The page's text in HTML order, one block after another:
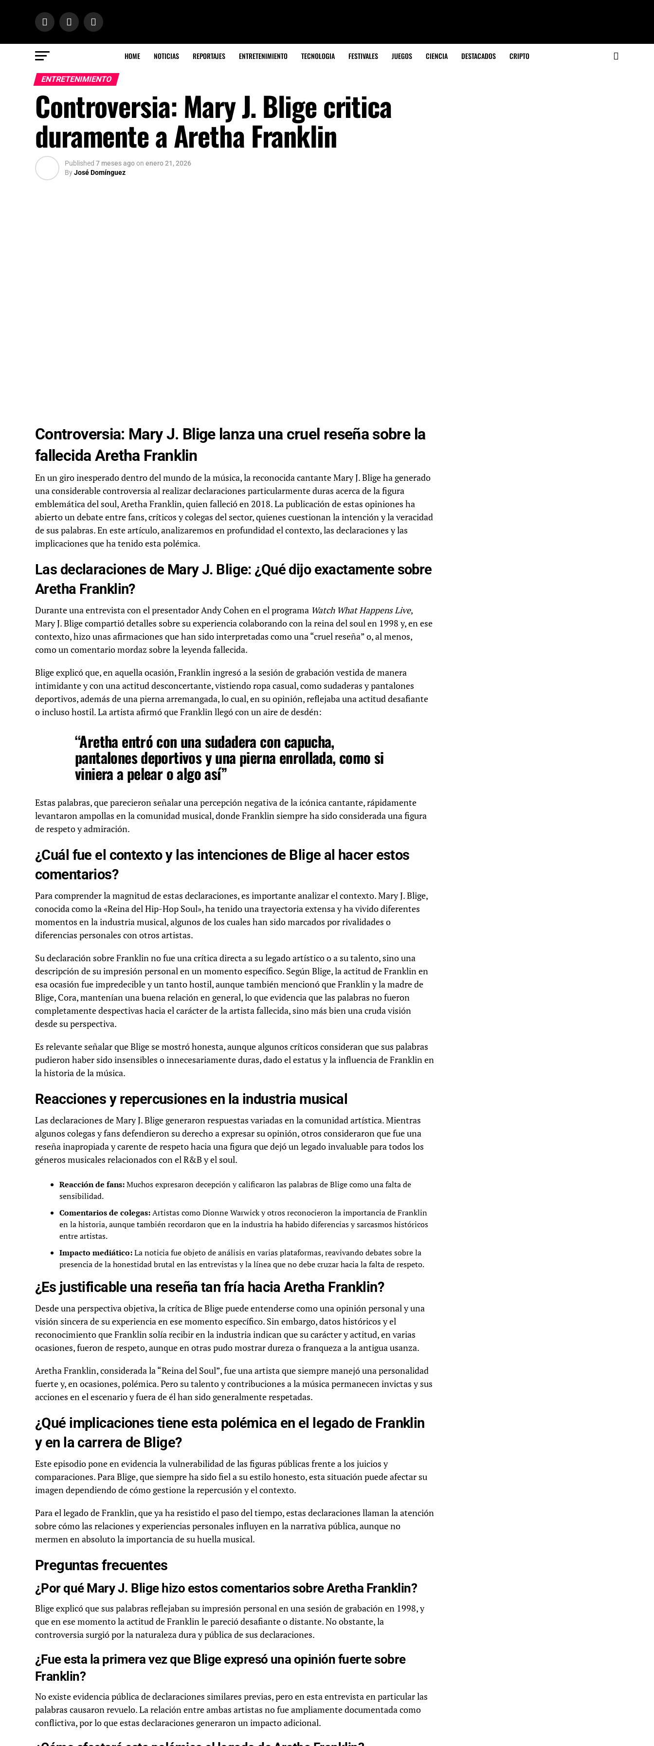
HOME NOTICIAS REPORTAJES ENTRETENIMIENTO TECNOLOGIA FESTIVALES JUEGOS CIENCIA DESTACADOS CRIPTO
ENTRETENIMIENTO
Controversia: Mary J. Blige critica
duramente a Aretha Franklin
Published 7 meses agoon enero 21, 2026
ByJosé Domínguez
Controversia: Mary J. Blige lanza una cruel reseña sobre la
fallecida Aretha Franklin
En un giro inesperado dentro del mundo de la música, la reconocida cantante Mary J. Blige ha generado
una considerable controversia al realizar declaraciones particularmente duras acerca de la figura
emblemática del soul, Aretha Franklin, quien falleció en 2018. La publicación de estas opiniones ha
abierto un debate entre fans, críticos y colegas del sector, quienes cuestionan la intención y la veracidad
de sus palabras. En este artículo, analizaremos en profundidad el contexto, las declaraciones y las
implicaciones que ha tenido esta polémica.
Las declaraciones de Mary J. Blige: ¿Qué dijo exactamente sobre
Aretha Franklin?
Durante una entrevista con el presentador Andy Cohen en el programa Watch What Happens Live,
Mary J. Blige compartió detalles sobre su experiencia colaborando con la reina del soul en 1998 y, en ese
contexto, hizo unas afirmaciones que han sido interpretadas como una “cruel reseña” o, al menos,
como un comentario mordaz sobre la leyenda fallecida.
Blige explicó que, en aquella ocasión, Franklin ingresó a la sesión de grabación vestida de manera
intimidante y con una actitud desconcertante, vistiendo ropa casual, como sudaderas y pantalones
deportivos, además de una pierna arremangada, lo cual, en su opinión, reflejaba una actitud desafiante
o incluso hostil. La artista afirmó que Franklin llegó con un aire de desdén:
“Aretha entró con una sudadera con capucha,
pantalones deportivos y una pierna enrollada, como si
viniera a pelear o algo así”
Estas palabras, que parecieron señalar una percepción negativa de la icónica cantante, rápidamente
levantaron ampollas en la comunidad musical, donde Franklin siempre ha sido considerada una figura
de respeto y admiración.
¿Cuál fue el contexto y las intenciones de Blige al hacer estos
comentarios?
Para comprender la magnitud de estas declaraciones, es importante analizar el contexto. Mary J. Blige,
conocida como la «Reina del Hip-Hop Soul», ha tenido una trayectoria extensa y ha vivido diferentes
momentos en la industria musical, algunos de los cuales han sido marcados por rivalidades o
diferencias personales con otros artistas.
Su declaración sobre Franklin no fue una crítica directa a su legado artístico o a su talento, sino una
descripción de su impresión personal en un momento específico. Según Blige, la actitud de Franklin en
esa ocasión fue impredecible y un tanto hostil, aunque también mencionó que Franklin y la madre de
Blige, Cora, mantenían una buena relación en general, lo que evidencia que las palabras no fueron
completamente despectivas hacia el carácter de la artista fallecida, sino más bien una cruda visión
desde su perspectiva.
Es relevante señalar que Blige se mostró honesta, aunque algunos críticos consideran que sus palabras
pudieron haber sido insensibles o innecesariamente duras, dado el estatus y la influencia de Franklin en
la historia de la música.
Reacciones y repercusiones en la industria musical
Las declaraciones de Mary J. Blige generaron respuestas variadas en la comunidad artística. Mientras
algunos colegas y fans defendieron su derecho a expresar su opinión, otros consideraron que fue una
reseña inapropiada y carente de respeto hacia una figura que dejó un legado invaluable para todos los
géneros musicales relacionados con el R&B y el soul.
Reacción de fans:Muchos expresaron decepción y calificaron las palabras de Blige como una falta de
sensibilidad.
Comentarios de colegas:Artistas como Dionne Warwick y otros reconocieron la importancia de Franklin
en la historia, aunque también recordaron que en la industria ha habido diferencias y sarcasmos históricos
entre artistas.
Impacto mediático:La noticia fue objeto de análisis en varias plataformas, reavivando debates sobre la
presencia de la honestidad brutal en las entrevistas y la línea que no debe cruzar hacia la falta de respeto.
¿Es justificable una reseña tan fría hacia Aretha Franklin?
Desde una perspectiva objetiva, la crítica de Blige puede entenderse como una opinión personal y una
visión sincera de su experiencia en ese momento específico. Sin embargo, datos históricos y el
reconocimiento que Franklin solía recibir en la industria indican que su carácter y actitud, en varias
ocasiones, fueron de respeto, aunque en otras pudo mostrar dureza o franqueza a la antigua usanza.
Aretha Franklin, considerada la “Reina del Soul”, fue una artista que siempre manejó una personalidad
fuerte y, en ocasiones, polémica. Pero su talento y contribuciones a la música permanecen invictas y sus
acciones en el escenario y fuera de él han sido generalmente respetadas.
¿Qué implicaciones tiene esta polémica en el legado de Franklin
y en la carrera de Blige?
Este episodio pone en evidencia la vulnerabilidad de las figuras públicas frente a los juicios y
comparaciones. Para Blige, que siempre ha sido fiel a su estilo honesto, esta situación puede afectar su
imagen dependiendo de cómo gestione la repercusión y el contexto.
Para el legado de Franklin, que ya ha resistido el paso del tiempo, estas declaraciones llaman la atención
sobre cómo las relaciones y experiencias personales influyen en la narrativa pública, aunque no
mermen en absoluto la importancia de su huella musical.
Preguntas frecuentes
¿Por qué Mary J. Blige hizo estos comentarios sobre Aretha Franklin?
Blige explicó que sus palabras reflejaban su impresión personal en una sesión de grabación en 1998, y
que en ese momento la actitud de Franklin le pareció desafiante o distante. No obstante, la
controversia surgió por la naturaleza dura y pública de sus declaraciones.
¿Fue esta la primera vez que Blige expresó una opinión fuerte sobre
Franklin?
No existe evidencia pública de declaraciones similares previas, pero en esta entrevista en particular las
palabras causaron revuelo. La relación entre ambas artistas no fue ampliamente documentada como
conflictiva, por lo que estas declaraciones generaron un impacto adicional.